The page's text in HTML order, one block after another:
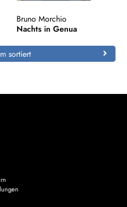
Bruno Morchio
Nachts in Genua
sortiert